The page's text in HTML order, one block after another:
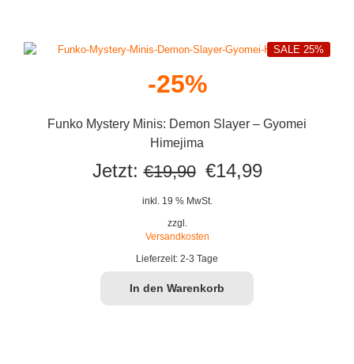
-25%
Funko Mystery Minis: Demon Slayer – Gyomei
Himejima
SALE 25%
Jetzt: €19,90 Ursprünglicher
Preis
€19,90
€14,99Aktueller
inkl. 19 % MwSt.
zzgl.
Versandkosten
Lieferzeit: 2-3 Tage
In den Warenkorb